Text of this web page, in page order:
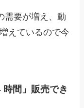
需要が増え、動
えているので今
間」販売でき